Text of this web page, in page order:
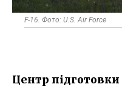
F-16. Фото: U.S. Air Force
Центр підготовки